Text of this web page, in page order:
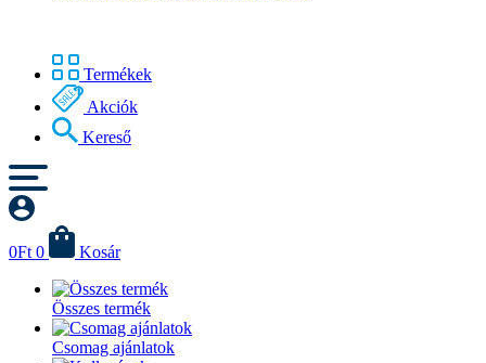
Termékek
Akciók
Kereső
0Ft 0 Kosár
Összes termék
Csomag ajánlatok